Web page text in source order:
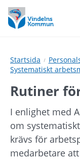
Hoppa
till
innehåll
Hoppa
till
undermeny
Startsida
Systematiskt
Rutiner
I enlighet med
om
krävs för
medarbetare